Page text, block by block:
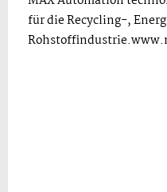
für die Recycling-,